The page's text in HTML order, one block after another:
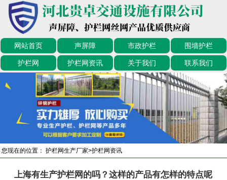
网站首页 声屏障 市政护栏 围墙护栏
护栏网 护栏网资讯 关于我们 联系我们
您现在的位置： 护栏网生产厂家>护栏网资讯
上海有生产护栏网的吗？这样的产品有怎样的特点呢